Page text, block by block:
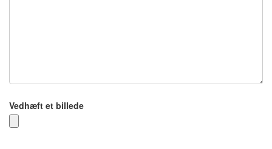
Vedhæft et billede